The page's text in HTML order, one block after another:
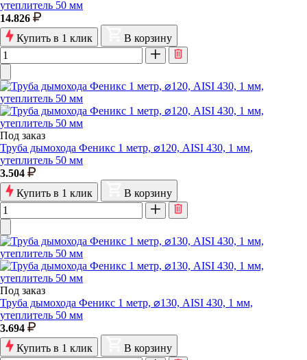
утеплитель 50 мм
14.826
Купить в 1 клик
В корзину
Под заказ
Труба дымохода Феникс 1 метр, ⌀120, AISI 430, 1 мм,
утеплитель 50 мм
3.504
Купить в 1 клик
В корзину
Под заказ
Труба дымохода Феникс 1 метр, ⌀130, AISI 430, 1 мм,
утеплитель 50 мм
3.694
Купить в 1 клик
В корзину